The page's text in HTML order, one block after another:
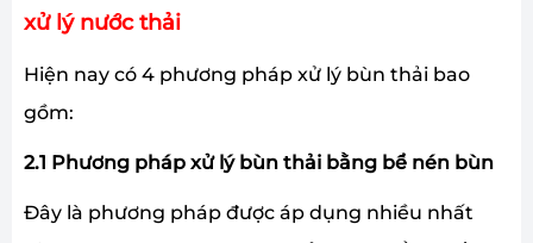
xử lý nước thải
Hiện nay có 4 phương pháp xử lý bùn thải bao
gồm:
2.1 Phương pháp xử lý bùn thải bằng bể nén bùn
Đây là phương pháp được áp dụng nhiều nhất